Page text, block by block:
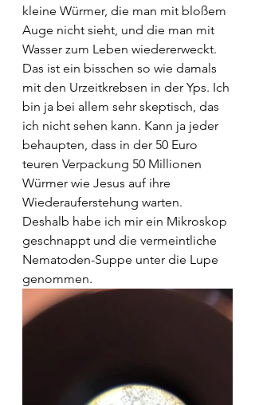
kleine Würmer, die man mit bloßem
Auge nicht sieht, und die man mit
Wasser zum Leben wiedererweckt.
Das ist ein bisschen so wie damals
mit den Urzeitkrebsen in der Yps. Ich
bin ja bei allem sehr skeptisch, das
ich nicht sehen kann. Kann ja jeder
behaupten, dass in der 50 Euro
teuren Verpackung 50 Millionen
Würmer wie Jesus auf ihre
Wiederauferstehung warten.
Deshalb habe ich mir ein Mikroskop
geschnappt und die vermeintliche
Nematoden-Suppe unter die Lupe
genommen.